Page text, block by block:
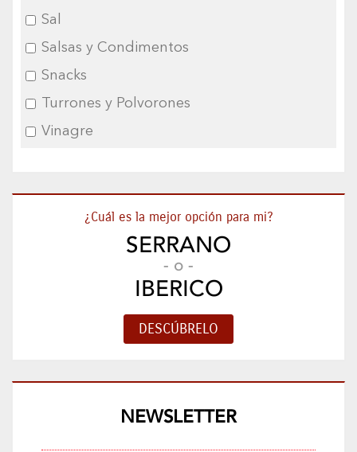
Sal
Salsas y Condimentos
Snacks
Turrones y Polvorones
Vinagre
¿Cuál es la mejor opción para mi?
SERRANO
- o -
IBERICO
NEWSLETTER